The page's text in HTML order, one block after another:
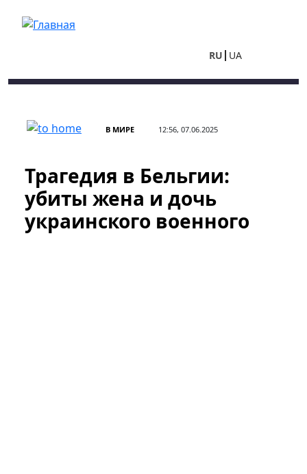
RU UA
В МИРЕ 12:56, 07.06.2025
Трагедия в Бельгии:
убиты жена и дочь
украинского военного